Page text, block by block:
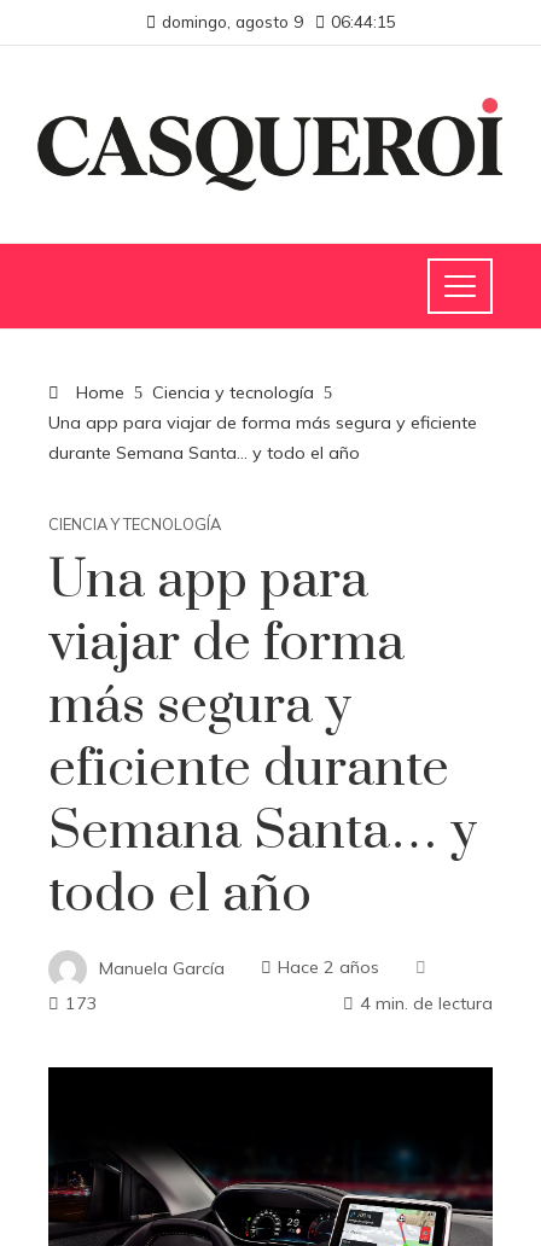
domingo, agosto 9 06:44:16
Home
Ciencia y tecnología
Una app para viajar de forma más segura y eficiente
durante Semana Santa… y todo el año
CIENCIA Y TECNOLOGÍA
Una app para
viajar de forma
más segura y
eficiente durante
Semana Santa… y
todo el año
Manuela García
Hace 2 años
173
4 min. de lectura